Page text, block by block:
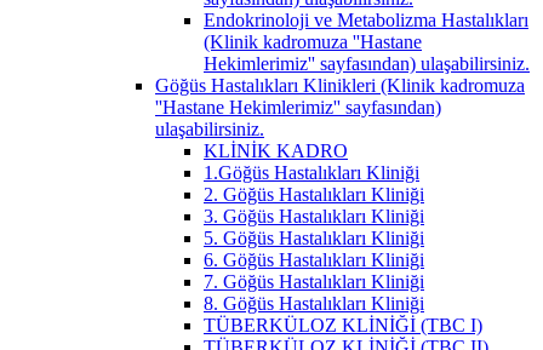
Endokrinoloji ve Metabolizma Hastalıkları
(Klinik kadromuza ''Hastane
Hekimlerimiz'' sayfasından) ulaşabilirsiniz.
Göğüs Hastalıkları Klinikleri (Klinik kadromuza
''Hastane Hekimlerimiz'' sayfasından)
ulaşabilirsiniz.
KLİNİK KADRO
1.Göğüs Hastalıkları Kliniği
2. Göğüs Hastalıkları Kliniği
3. Göğüs Hastalıkları Kliniği
5. Göğüs Hastalıkları Kliniği
6. Göğüs Hastalıkları Kliniği
7. Göğüs Hastalıkları Kliniği
8. Göğüs Hastalıkları Kliniği
TÜBERKÜLOZ KLİNİĞİ (TBC I)